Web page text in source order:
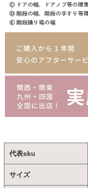
代表sku
サイズ